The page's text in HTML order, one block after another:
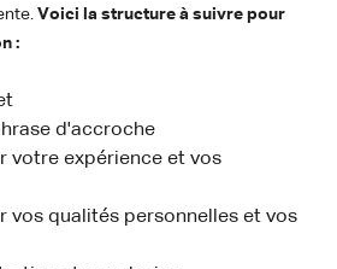
Voici la structure à suivre pour
:
d'accroche
votre expérience et vos
vos qualités personnelles et vos